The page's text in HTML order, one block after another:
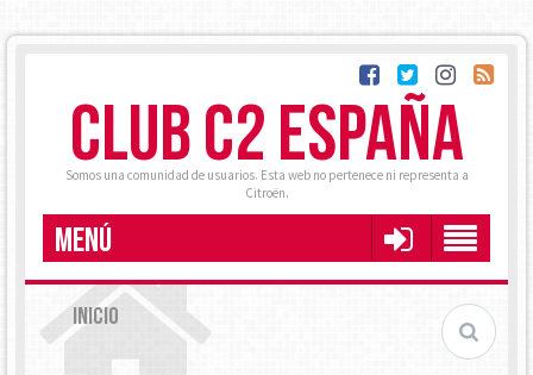
CLUB C2 ESPAÑA
Somos una comunidad de usuarios. Esta web no pertenece ni representa a
Citroën.
MENÚ
INICIO